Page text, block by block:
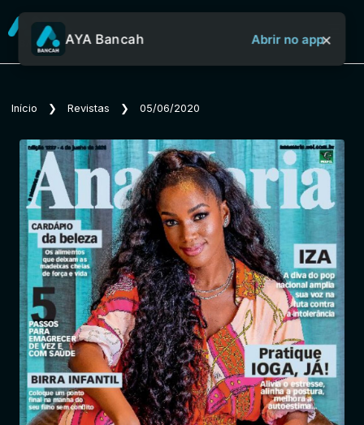
Sobre o Aya Bancah
Início
Revistas
Jornais
Notícias
Entrar
AYA Bancah Abrir no app×
Início ❯ Revistas ❯ 05/06/2020